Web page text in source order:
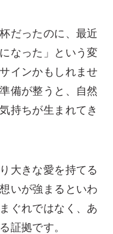
だったのに、最近
なった」という変
インかもしれませ
備が整うと、自然
持ちが生まれてき
大きな愛を持てる
いが強まるといわ
ぐれではなく、あ
証拠です。